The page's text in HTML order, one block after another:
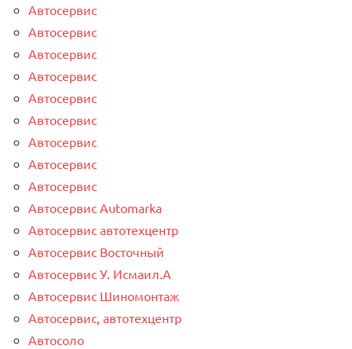
Автосервис
Автосервис
Автосервис
Автосервис
Автосервис
Автосервис
Автосервис
Автосервис
Автосервис
Автосервис Automarka
Автосервис автотехцентр
Автосервис Восточный
Автосервис У. Исмаил.А
Автосервис Шиномонтаж
Автосервис, автотехцентр
Автосоло